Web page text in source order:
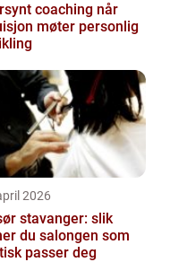
coaching når
møter personlig
2026
stavanger: slik
du salongen som
passer deg